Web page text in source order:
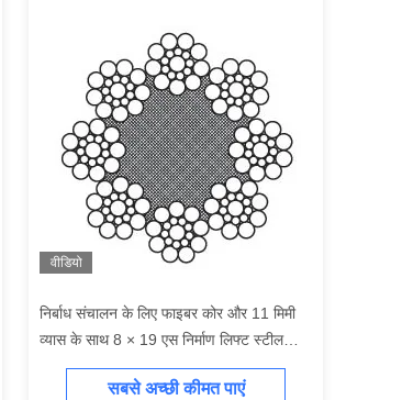
वीडियो
निर्बाध संचालन के लिए फाइबर कोर और 11 मिमी
व्यास के साथ 8 × 19 एस निर्माण लिफ्ट स्टील
रस्सी
सबसे अच्छी कीमत पाएं